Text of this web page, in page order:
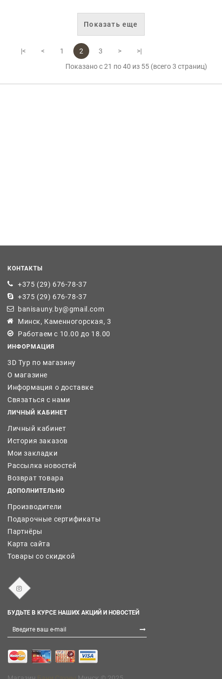
Показать еще
|< < 1 2 3 >
>|
Показано с 21 по 40 из 55 (всего 3 страниц)
КОНТАКТЫ
+375 (29) 676-78-37
+375 (29) 676-78-37
banisauny.by@gmail.com
Минск, Каменногорская, 3
Работаем с 10.00 до 18.00
ИНФОРМАЦИЯ
3D Тур по магазину
О магазине
Информация о доставке
Связаться с нами
ЛИЧНЫЙ КАБИНЕТ
Личный кабинет
История заказов
Мои закладки
Рассылка новостей
Возврат товара
ДОПОЛНИТЕЛЬНО
Производители
Подарочные сертификаты
Партнёры
Карта сайта
Товары со скидкой
БУДЬТЕ В КУРСЕ НАШИХ АКЦИЙ И НОВОСТЕЙ